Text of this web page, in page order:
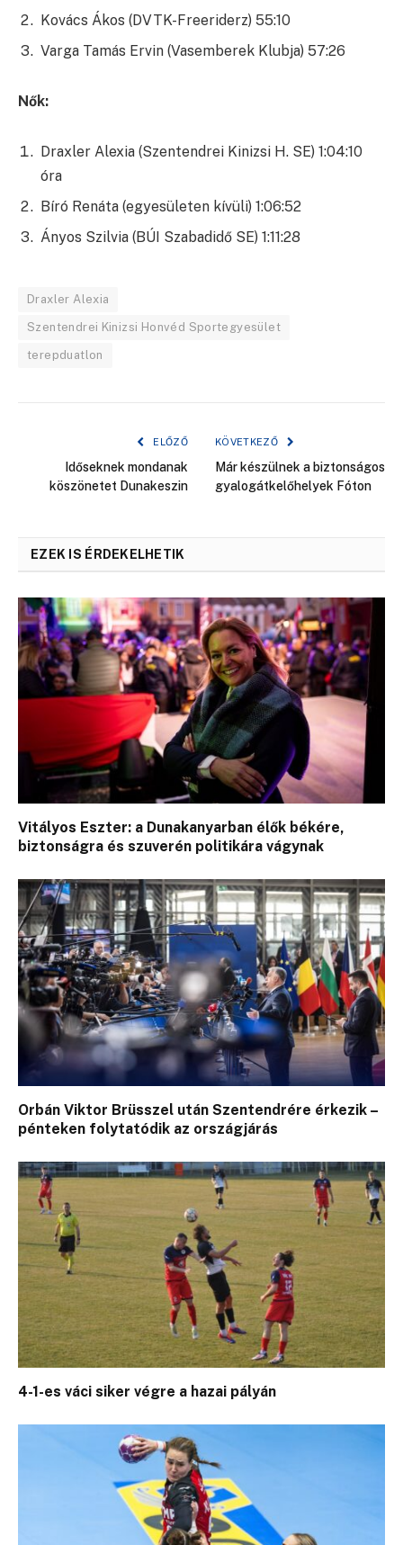
Kovács Ákos (DVTK-Freeriderz) 55:10
Varga Tamás Ervin (Vasemberek Klubja) 57:26
Nők:
Draxler Alexia (Szentendrei Kinizsi H. SE) 1:04:10
óra
Bíró Renáta (egyesületen kívüli) 1:06:52
Ányos Szilvia (BÚI Szabadidő SE) 1:11:28
Draxler Alexia
Szentendrei Kinizsi Honvéd Sportegyesület
terepduatlon
ELŐZŐ
Időseknek mondanak
köszönetet Dunakeszin
KÖVETKEZŐ
Már készülnek a biztonságos
gyalogátkelőhelyek Fóton
EZEK IS ÉRDEKELHETIK
Vitályos Eszter: a Dunakanyarban élők békére,
biztonságra és szuverén politikára vágynak
Orbán Viktor Brüsszel után Szentendrére érkezik –
pénteken folytatódik az országjárás
4-1-es váci siker végre a hazai pályán